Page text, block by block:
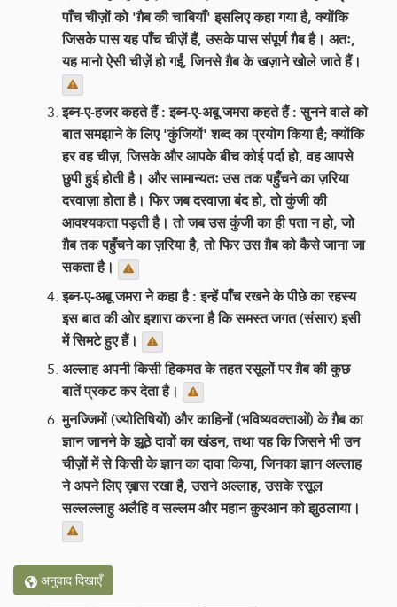
पाँच चीज़ों को 'ग़ैब की चाबियाँ' इसलिए कहा गया है, क्योंकि
जिसके पास यह पाँच चीज़ें हैं, उसके पास संपूर्ण ग़ैब है। अतः,
यह मानो ऐसी चीज़ें हो गईं, जिनसे ग़ैब के खज़ाने खोले जाते हैं।
इब्न-ए-हजर कहते हैं : इब्न-ए-अबू जमरा कहते हैं : सुनने वाले को
बात समझाने के लिए 'कुंजियों' शब्द का प्रयोग किया है; क्योंकि
हर वह चीज़, जिसके और आपके बीच कोई पर्दा हो, वह आपसे
छुपी हुई होती है। और सामान्यतः उस तक पहुँचने का ज़रिया
दरवाज़ा होता है। फिर जब दरवाज़ा बंद हो, तो कुंजी की
आवश्यकता पड़ती है। तो जब उस कुंजी का ही पता न हो, जो
ग़ैब तक पहुँचने का ज़रिया है, तो फिर उस ग़ैब को कैसे जाना जा
सकता है।
इब्न-ए-अबू जमरा ने कहा है : इन्हें पाँच रखने के पीछे का रहस्य
इस बात की ओर इशारा करना है कि समस्त जगत (संसार) इसी
में सिमटे हुए हैं।
अल्लाह अपनी किसी हिकमत के तहत रसूलों पर ग़ैब की कुछ
बातें प्रकट कर देता है।
मुनज्जिमों (ज्योतिषियों) और काहिनों (भविष्यवक्ताओं) के ग़ैब का
ज्ञान जानने के झूठे दावों का खंडन, तथा यह कि जिसने भी उन
चीज़ों में से किसी के ज्ञान का दावा किया, जिनका ज्ञान अल्लाह
ने अपने लिए ख़ास रखा है, उसने अल्लाह, उसके रसूल
सल्लल्लाहु अलैहि व सल्लम और महान क़ुरआन को झुठलाया।
अनुवाद दिखाएँ